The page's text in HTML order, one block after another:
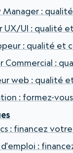
Manager :
UX/UI : qualité
: qualité et
Commercial :
web : qualité
: formez-
: financez
d'emploi :